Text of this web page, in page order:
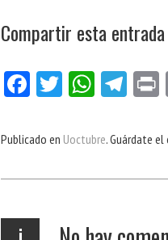
Compartir esta entrada
Fa
bo
Tw
er
W
ts
p
Te
gr
m
Publicado en Uoctubre. Guárdate el